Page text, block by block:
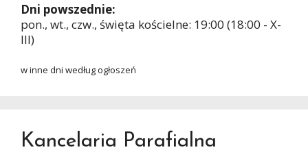
Dni powszednie:
pon., wt., czw., święta kościelne: 19:00 (18:00 - X-
III)
w inne dni według ogłoszeń
Kancelaria Parafialna